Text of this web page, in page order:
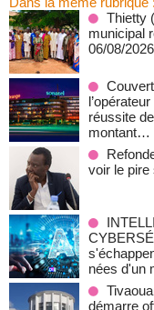
‎Thietty
municipal
06/08/2026
réussite
montant…
voir le pire
nées d'un
démarre